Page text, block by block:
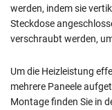
werden, indem sie
Steckdose
verschraubt werden,
Um die Heizleistung
mehrere Paneele
Montage finden Sie in